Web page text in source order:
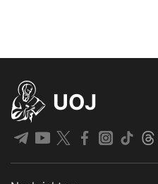
UOJ